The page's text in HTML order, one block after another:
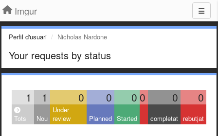
Imgur
Perfil d'usuari Nicholas Nardone
Your requests by status
1 1 0 0 0 0 0 0
Tots Nou
Under
review
Planned Started completat rebutjat